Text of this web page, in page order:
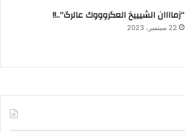
“زماااان الشيييخ العگروووك عالرگ”..!!
22 سبتمبر، 2023